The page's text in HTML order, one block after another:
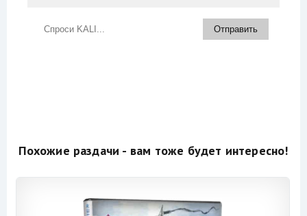
Похожие раздачи - вам тоже будет интересно!